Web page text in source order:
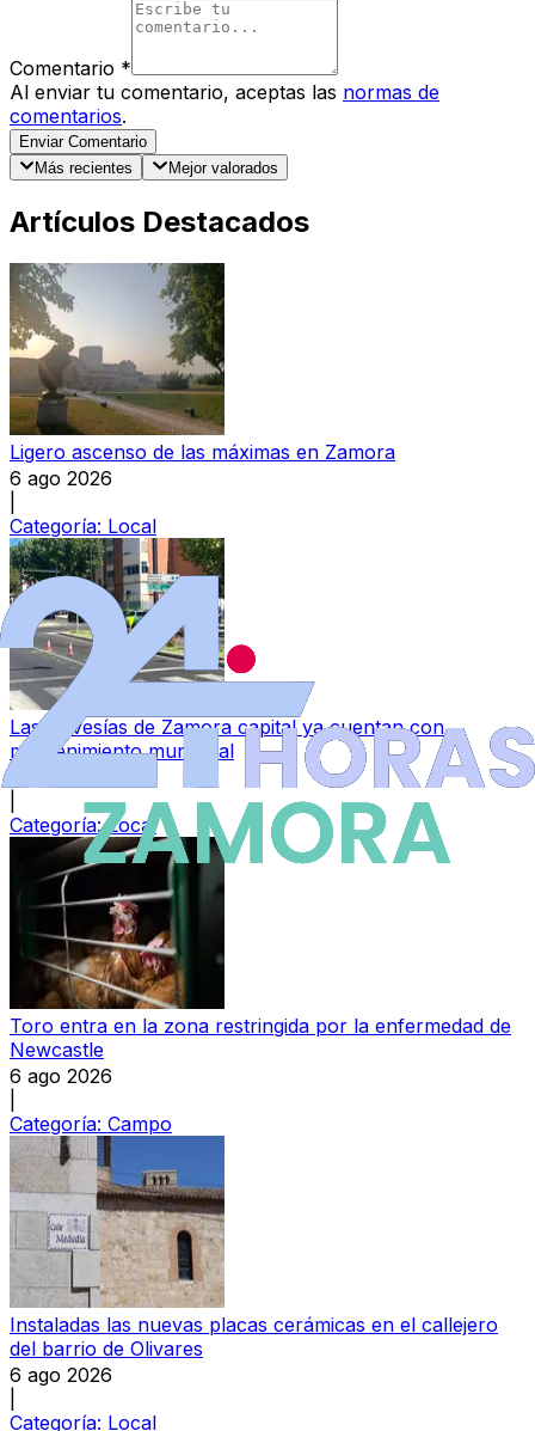
Comentario *
Al enviar tu comentario, aceptas las normas de
comentarios.
Enviar Comentario
Más recientes
Mejor valorados
Artículos Destacados
Ligero ascenso de las máximas en Zamora
6 ago 2026
Categoría: Local
Las travesías de Zamora capital ya cuentan con
mantenimiento municipal
Categoría:Local
Toro entra en la zona restringida por la enfermedad de
Newcastle
6 ago 2026
Categoría: Campo
Instaladas las nuevas placas cerámicas en el callejero
del barrio de Olivares
6 ago 2026
Categoría: Local